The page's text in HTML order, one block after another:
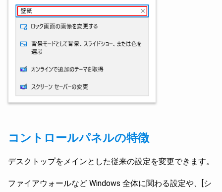
コントロールパネルの特徴
デスクトップをメインとした従来の設定を変更できます。
ファイアウォールなど Windows 全体に関わる設定や、[シ